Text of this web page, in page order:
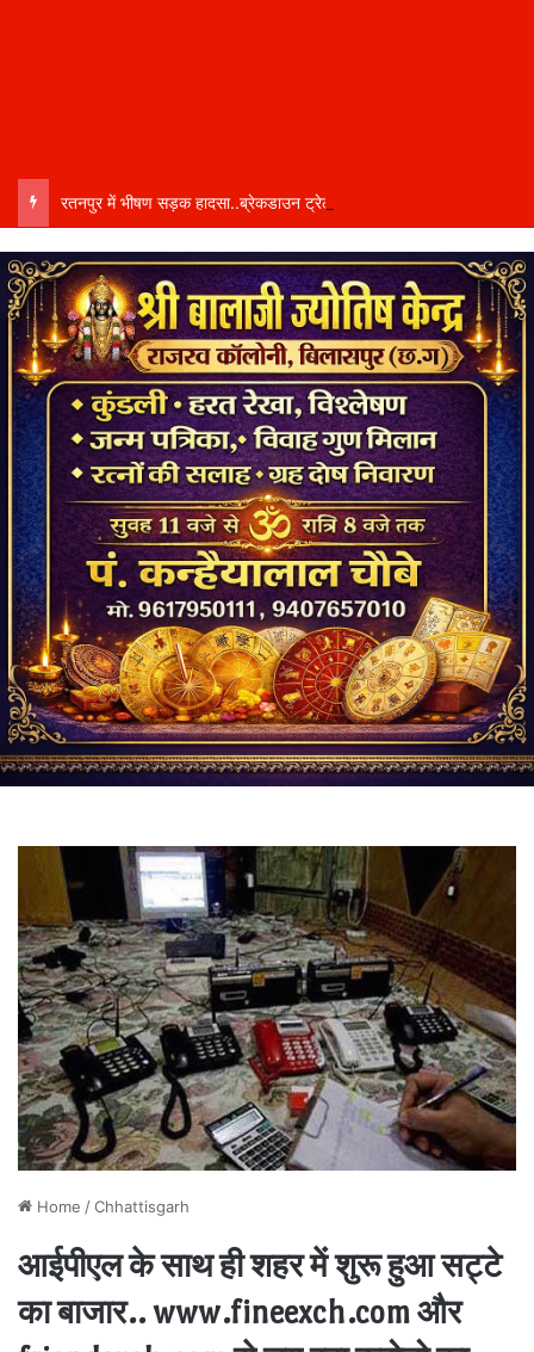
Home /Chhattisgarh
आईपीएल के साथ ही शहर में शुरू हुआ सट्टे
का बाजार.. www.fineexch.com और